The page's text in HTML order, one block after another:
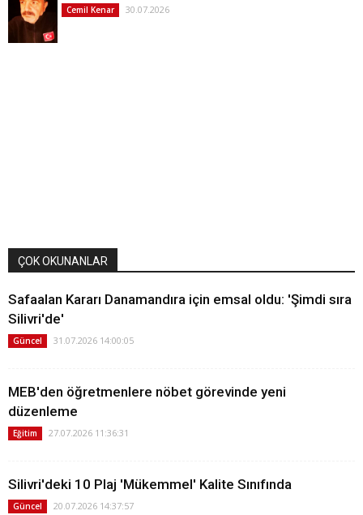
Cemil Kenar 30.07.2026
ÇOK OKUNANLAR
Safaalan Kararı Danamandıra için emsal oldu: 'Şimdi sıra
Silivri'de'
Güncel 31.07.2026 14:00:05
MEB'den öğretmenlere nöbet görevinde yeni
düzenleme
Eğitim 27.07.2026 11:36:31
Silivri'deki 10 Plaj 'Mükemmel' Kalite Sınıfında
Güncel 20.07.2026 14:37:57